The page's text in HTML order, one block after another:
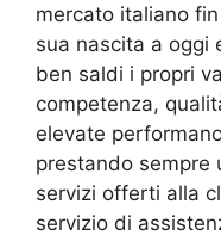
mercato italiano
sua nascita a oggi
ben saldi i propri
competenza,
elevate
prestando sempre
servizi offerti alla
servizio di